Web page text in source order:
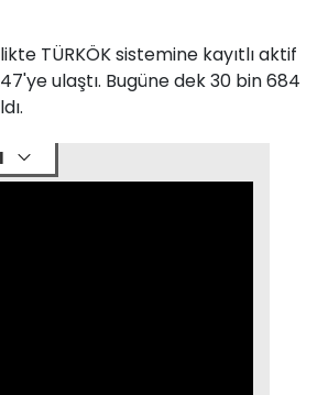
TÜRKÖK sistemine kayıtlı aktif
ulaştı. Bugüne dek 30 bin 684